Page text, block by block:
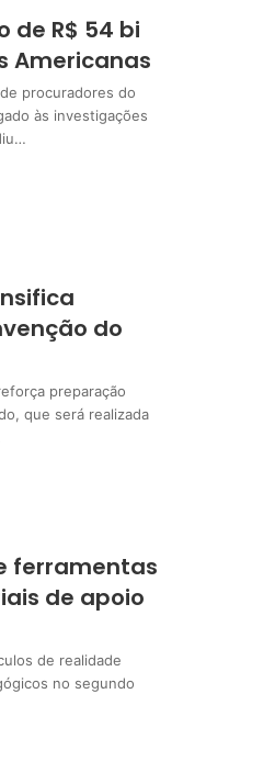
de R$ 54 bi
Americanas
procuradores do
às investigações
do
preparação
que será realizada
ferramentas
de apoio
de realidade
no segundo